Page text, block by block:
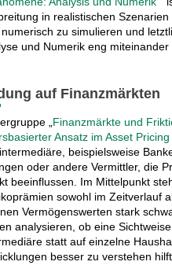
in realistischen Szenarien
zu simulieren und
und Numerik eng miteinander
auf Finanzmärkten
„Finanzmärkte und
Ansatz im Asset Pricing
beispielsweise
oder andere Vermittler, die
beeinflussen. Im Mittelpunkt
sowohl im Zeitverlauf
Vermögenswerten stark
analysieren, ob eine
statt auf einzelne
besser zu verstehen